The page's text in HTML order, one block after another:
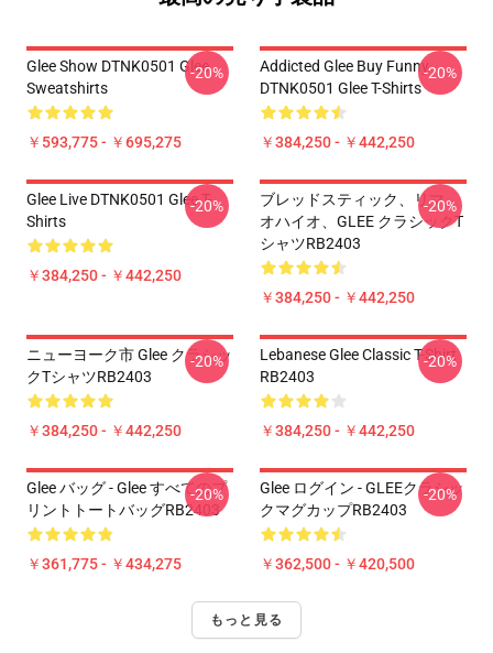
Glee Show DTNK0501 Glee
Sweatshirts
￥593,775 - ￥695,275
-20%
Addicted Glee Buy Funny
DTNK0501 Glee T-Shirts
￥384,250 - ￥442,250
-20%
Glee Live DTNK0501 Glee T-
Shirts
￥384,250 - ￥442,250
-20%
ブレッドスティック、リマ、
オハイオ、GLEE クラシックT
シャツRB2403
￥384,250 - ￥442,250
-20%
ニューヨーク市 Glee クラシッ
クTシャツRB2403
￥384,250 - ￥442,250
-20%
Lebanese Glee Classic T-Shirt
RB2403
￥384,250 - ￥442,250
-20%
Glee バッグ - Glee すべてのプ
リントトートバッグRB2403
￥361,775 - ￥434,275
-20%
Glee ログイン - GLEEクラシッ
クマグカップRB2403
￥362,500 - ￥420,500
-20%
もっと見る